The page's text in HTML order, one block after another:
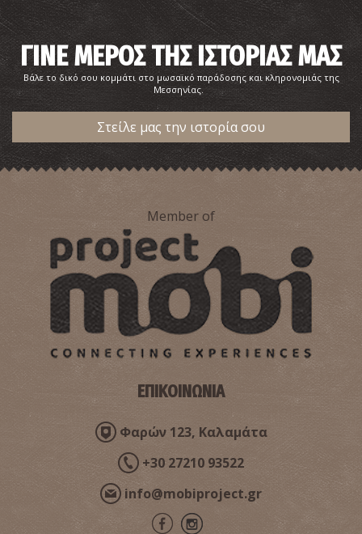
ΓΙΝΕ ΜΕΡΟΣ ΤΗΣ ΙΣΤΟΡΙΑΣ ΜΑΣ
Βάλε το δικό σου κομμάτι στο μωσαϊκό παράδοσης και κληρονομιάς της
Μεσσηνίας.
Στείλε μας την ιστορία σου
Member of
ΕΠΙΚΟΙΝΩΝΙΑ
Φαρών 123, Καλαμάτα
+30 27210 93522
info@mobiproject.gr